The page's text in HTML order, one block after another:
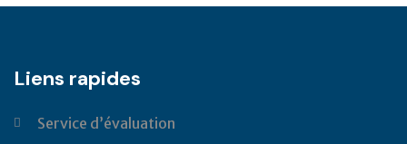
Liens rapides
Service d’évaluation